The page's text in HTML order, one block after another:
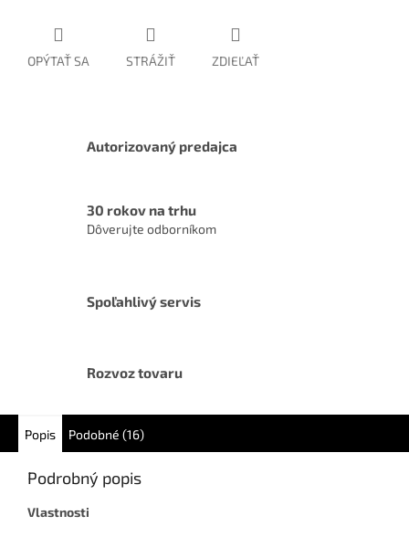
OPÝTAŤ SA STRÁŽIŤ ZDIEĽAŤ
Autorizovaný predajca
30 rokov na trhu
Dôverujte odborníkom
Spoľahlivý servis
Rozvoz tovaru
Popis Podobné (16)
Podrobný popis
Vlastnosti